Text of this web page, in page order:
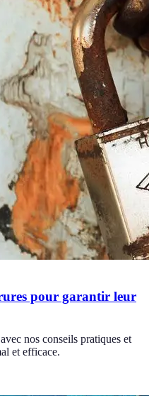
pour garantir leur
nos conseils pratiques et
et efficace.